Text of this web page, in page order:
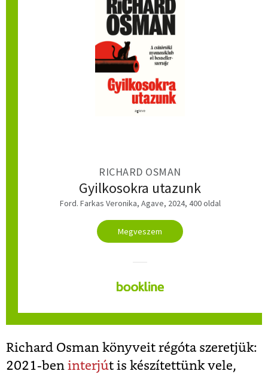
RICHARD OSMAN
Gyilkosokra utazunk
Ford. Farkas Veronika, Agave, 2024, 400 oldal
Megveszem
Richard Osman könyveit régóta szeretjük:
2021-ben interjút is készítettünk vele,